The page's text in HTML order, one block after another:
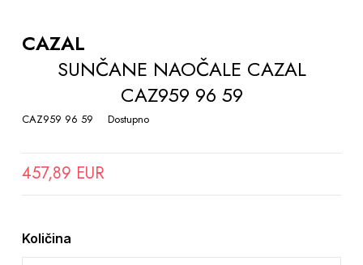
THE
BEGINNING
GALLERY
CAZAL
SUNČANE NAOČALE CAZAL
CAZ959 96 59
CAZ959 96 59 Dostupno
457,89 EUR
Količina